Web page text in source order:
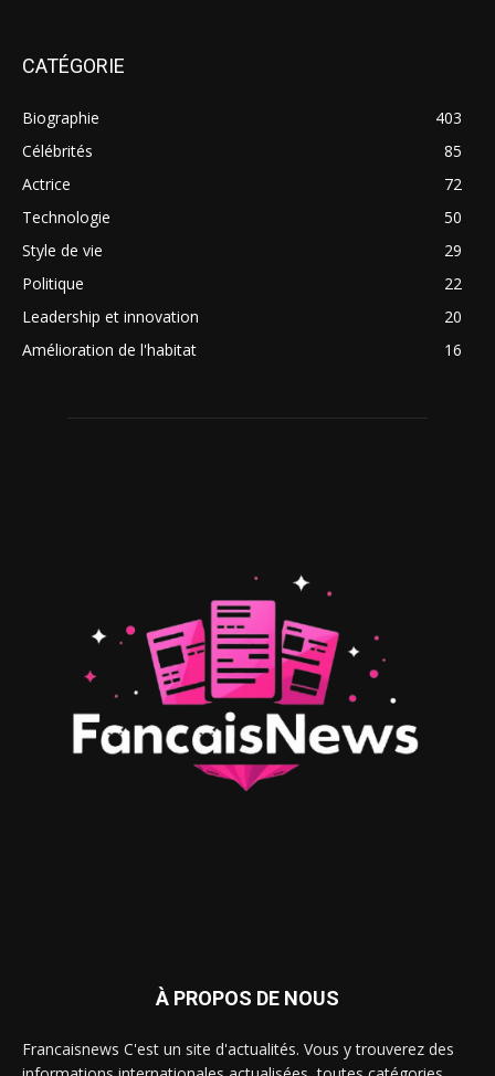
CATÉGORIE
Biographie
403
Célébrités
85
Actrice
72
Technologie
50
Style de vie
29
Politique
22
Leadership et innovation
20
Amélioration de l'habitat
16
À PROPOS DE NOUS
Francaisnews C'est un site d'actualités. Vous y trouverez des